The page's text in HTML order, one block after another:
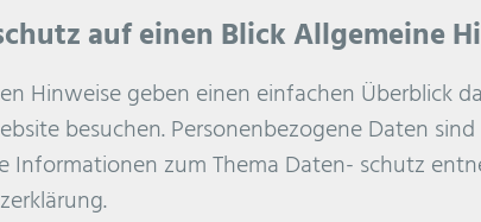
auf einen Blick Allgemeine
Hinweise geben einen einfachen Überblick
besuchen. Personenbezogene Daten
Informationen zum Thema Daten- schutz